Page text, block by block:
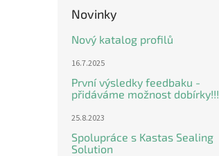
Novinky
Nový katalog profilů
16.7.2025
První výsledky feedbaku -
přidáváme možnost dobírky!!!
25.8.2023
Spolupráce s Kastas Sealing
Solution